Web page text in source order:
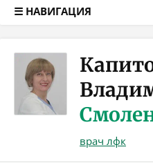
☰ НАВИГАЦИЯ
врач лфк